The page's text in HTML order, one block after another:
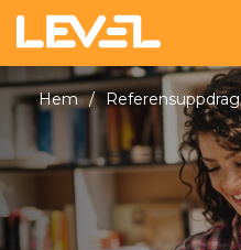
Hem / Referensuppdrag